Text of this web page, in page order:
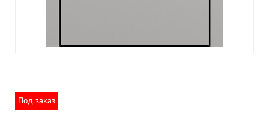
Под заказ